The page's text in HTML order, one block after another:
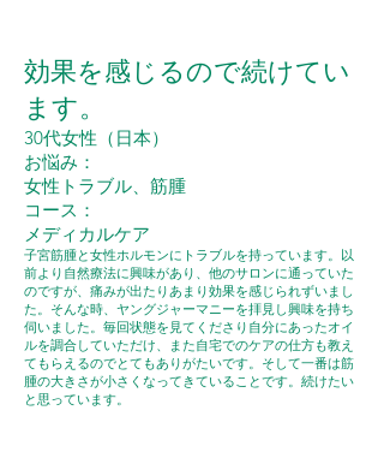
効果を感じるので続けてい
ます。
30代女性（日本）
お悩み：
女性トラブル、筋腫
コース：
​メディカルケア
子宮筋腫と女性ホルモンにトラブルを持っています。以
前より自然療法に興味があり、他のサロンに通っていた
のですが、痛みが出たりあまり効果を感じられずいまし
た。そんな時、ヤングジャーマニーを拝見し興味を持ち
伺いました。毎回状態を見てくださり自分にあったオイ
ルを調合していただけ、また自宅でのケアの仕方も教え
てもらえるのでとてもありがたいです。そして一番は筋
腫の大きさが小さくなってきていることです。続けたい
と思っています。